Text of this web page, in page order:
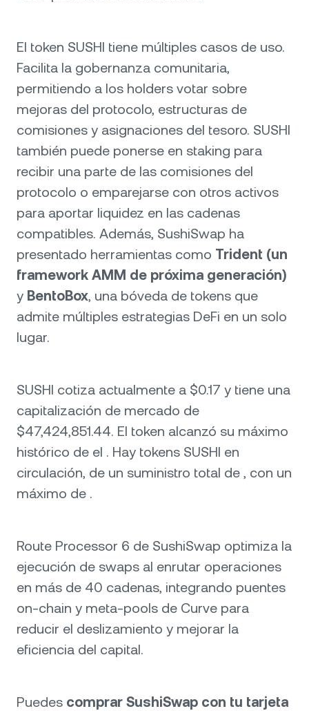
El token SUSHI tiene múltiples casos de uso.
Facilita la gobernanza comunitaria,
permitiendo a los holders votar sobre
mejoras del protocolo, estructuras de
comisiones y asignaciones del tesoro. SUSHI
también puede ponerse en staking para
recibir una parte de las comisiones del
protocolo o emparejarse con otros activos
para aportar liquidez en las cadenas
compatibles. Además, SushiSwap ha
presentado herramientas como Trident (un
framework AMM de próxima generación)
y BentoBox, una bóveda de tokens que
admite múltiples estrategias DeFi en un solo
lugar.
SUSHI cotiza actualmente a $0.17 y tiene una
capitalización de mercado de
$47,424,851.44. El token alcanzó su máximo
histórico de el . Hay tokens SUSHI en
circulación, de un suministro total de , con un
máximo de .
Route Processor 6 de SushiSwap optimiza la
ejecución de swaps al enrutar operaciones
en más de 40 cadenas, integrando puentes
on-chain y meta-pools de Curve para
reducir el deslizamiento y mejorar la
eficiencia del capital.
Puedes comprar SushiSwap con tu tarjeta